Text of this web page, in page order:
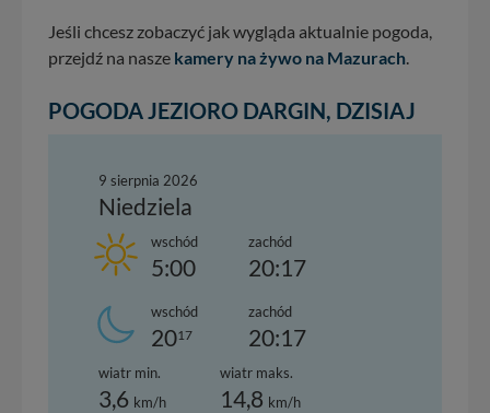
Jeśli chcesz zobaczyć jak wygląda aktualnie pogoda,
przejdź na nasze kamery na żywo na Mazurach.
POGODA JEZIORO DARGIN, DZISIAJ
9 sierpnia 2026
Niedziela
wschód
5:00
zachód
20:17
wschód
2017
zachód
20:17
wiatr min.
3,6 km/h
wiatr maks.
14,8 km/h